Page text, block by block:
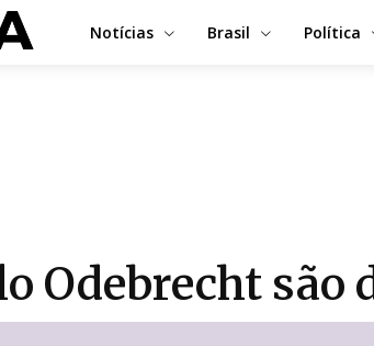
Notícias Brasil Política
Odebrecht são